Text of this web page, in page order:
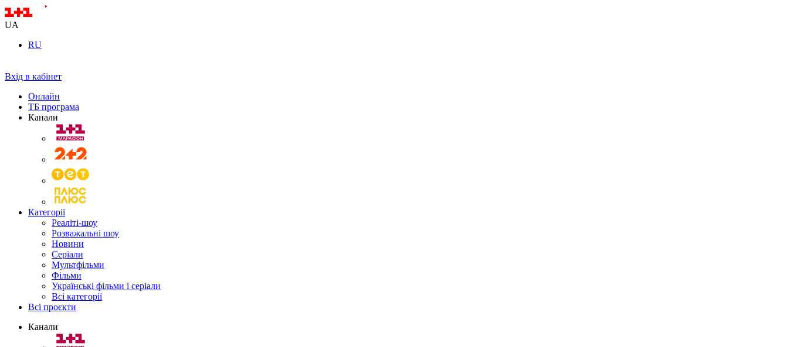
UA
RU
Вхід в кабінет
Онлайн
ТБ програма
Канали
Категорії
Реаліті-шоу
Розважальні шоу
Новини
Серіали
Мультфільми
Фільми
Українські фільми і серіали
Всі категорії
Всі проєкти
Канали